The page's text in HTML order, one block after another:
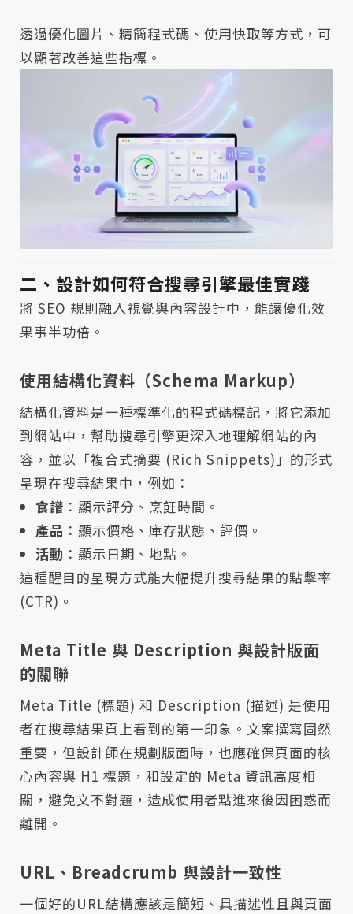
透過優化圖片、精簡程式碼、使用快取等方式，可
以顯著改善這些指標。
二、設計如何符合搜尋引擎最佳實踐
將 SEO 規則融入視覺與內容設計中，能讓優化效
果事半功倍。
使用結構化資料（Schema Markup）
結構化資料是一種標準化的程式碼標記，將它添加
到網站中，幫助搜尋引擎更深入地理解網站的內
容，並以「複合式摘要 (Rich Snippets)」的形式
呈現在搜尋結果中，例如：
食譜 ：顯示評分、烹飪時間。
產品 ：顯示價格、庫存狀態、評價。
活動 ：顯示日期、地點。
這種醒目的呈現方式能大幅提升搜尋結果的點擊率
(CTR)。
Meta Title 與 Description 與設計版面
的關聯
Meta Title (標題) 和 Description (描述) 是使用
者在搜尋結果頁上看到的第一印象。文案撰寫固然
重要，但設計師在規劃版面時，也應確保頁面的核
心內容與 H1 標題，和設定的 Meta 資訊高度相
關，避免文不對題，造成使用者點進來後因困惑而
離開。
URL、Breadcrumb 與設計一致性
一個好的URL結構應該是簡短、具描述性且與頁面